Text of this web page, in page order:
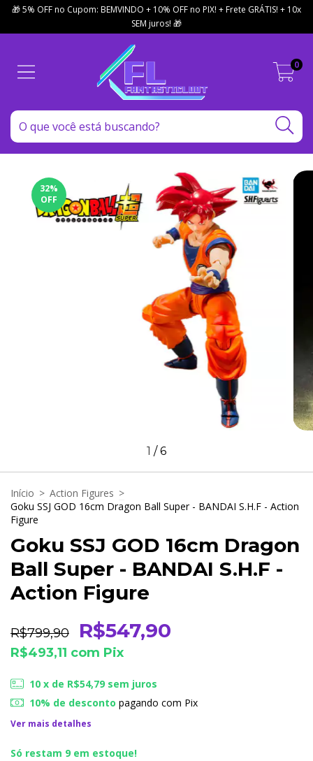
🎁 5% OFF no Cupom: BEMVINDO + 10% OFF no PIX! + Frete GRÁTIS! + 10x
SEM juros! 🎁
0
32%
OFF
1 /6
Início > Action Figures >
Goku SSJ GOD 16cm Dragon Ball Super - BANDAI S.H.F - Action
Figure
Goku SSJ GOD 16cm Dragon
Ball Super - BANDAI S.H.F -
Action Figure
R$799,90 R$547,90
R$493,11 com Pix
10 x de R$54,79 sem juros
10% de desconto pagando com Pix
Ver mais detalhes
Só restam 9 em estoque!